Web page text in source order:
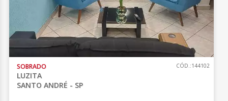
SOBRADO
LUZITA
SANTO ANDRÉ - SP
CÓD.:144102